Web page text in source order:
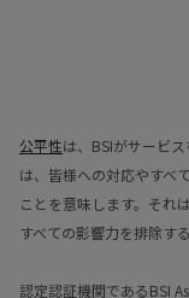
公平性は、BSIがサービ
は、皆様への対応やすべ
ことを意味します。それ
すべての影響力を排除す
認定認証機関であるBSI